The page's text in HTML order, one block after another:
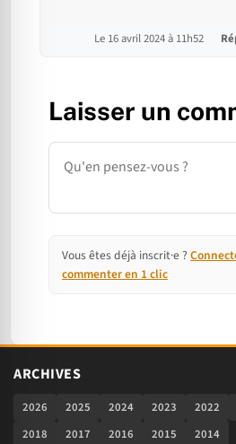
Le 16 avril 2024 à 11h52
Laisser un
Commentaire
Vous êtes déjà inscrit·e ?
commenter en 1 clic
ARCHIVES
2026 2025 2024 2023 2022
2018
2017 2016 2015 2014